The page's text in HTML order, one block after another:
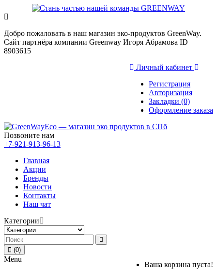
Добро пожаловать в наш магазин эко-продуктов GreenWay.
Сайт партнёра компании Greenway Игоря Абрамова ID
8903615
Личный кабинет
Регистрация
Авторизация
Закладки (0)
Оформление заказа
Позвоните нам
+7-921-913-96-13
Главная
Акции
Бренды
Новости
Контакты
Наш чат
Категории
(0)
Ваша корзина пуста!
Menu